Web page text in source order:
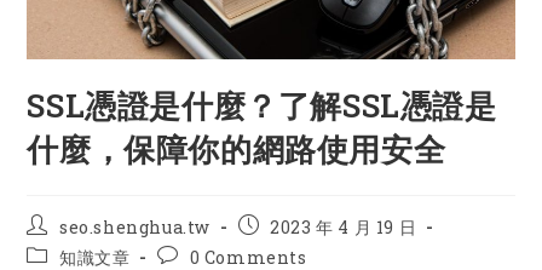
SSL憑證是什麼？了解SSL憑證是
什麼，保障你的網路使用安全
Post
author:
seo.shenghua.tw
Post
published:
2023 年 4 月 19 日
Post知識文章
Post0 Comments